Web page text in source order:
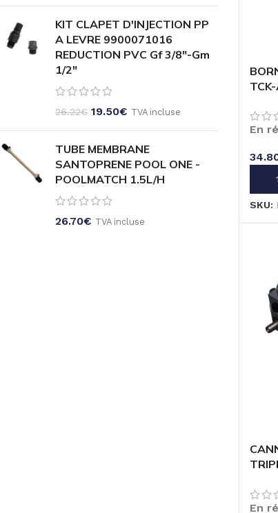
KIT CLAPET D'INJECTION PP
A LEVRE 9900071016
REDUCTION PVC Gf 3/8"-Gm
1/2"
26.22€ 19.50€ TVA incluse
TUBE MEMBRANE
SANTOPRENE POOL ONE -
POOLMATCH 1.5L/H
26.70€ TVA incluse
En
SKU:
En